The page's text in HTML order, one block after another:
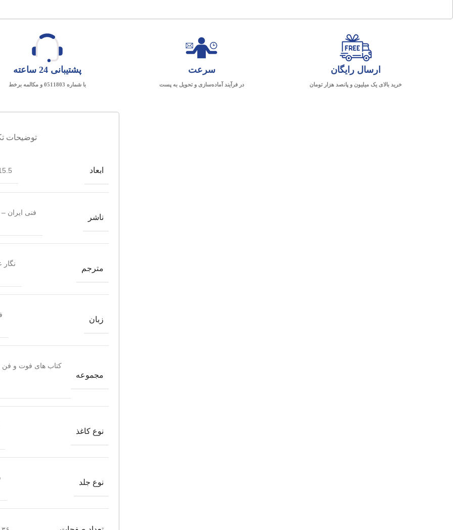
ارسال رایگان
خرید بالای یک میلیون و پانصد هزار تومان
سرعت
در فرآیند آماده‌سازی و تحویل به پست
پشتیبانی 24 ساعته
با شماره 0511803 و مکالمه برخط
توضیحات
ابعاد
ناشر
فنی ایران –
مترجم
نگار
زبان
مجموعه
کتاب های فوت و فن
نوع کاغذ
نوع جلد